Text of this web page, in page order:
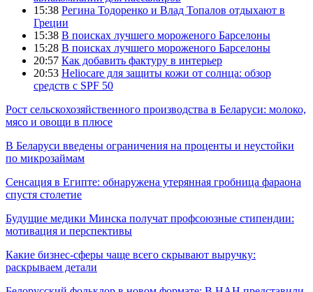
15:38 Регина Тодоренко и Влад Топалов отдыхают в
Греции
15:38 В поисках лучшего мороженого Барселоны
15:28 В поисках лучшего мороженого Барселоны
20:57 Как добавить фактуру в интерьер
20:53 Heliocare для защиты кожи от солнца: обзор
средств с SPF 50
Рост сельскохозяйственного производства в Беларуси: молоко,
мясо и овощи в плюсе
В Беларуси введены ограничения на проценты и неустойки
по микрозаймам
Сенсация в Египте: обнаружена утерянная гробница фараона
спустя столетие
Будущие медики Минска получат профсоюзные стипендии:
мотивация и перспективы
Какие бизнес-сферы чаще всего скрывают выручку:
раскрываем детали